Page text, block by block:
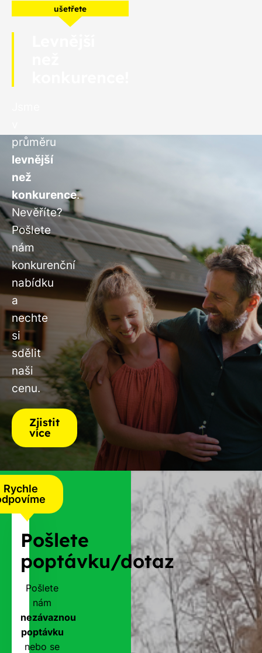
ušetřete
průměru
levnější
než
konkurence.
Nevěříte?
Pošlete
nám
konkurenční
nabídku
a
nechte
si
sdělit
naši
cenu.
Zjistit
více
Rychle
Pošlete
poptávku/dotaz
Pošlete
nám
nezávaznou
poptávku
nebo se